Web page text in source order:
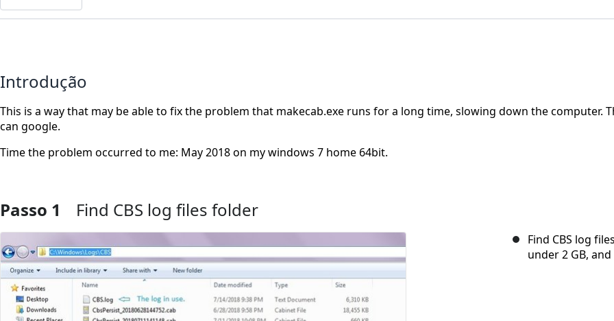
Introdução
This is a way that may be able to fix the problem that makecab.exe runs for a long time, slowing down the computer.
can google.
Time the problem occurred to me: May 2018 on my windows 7 home 64bit.
Passo 1 Find CBS log files folder
Find CBS log
under 2 GB,